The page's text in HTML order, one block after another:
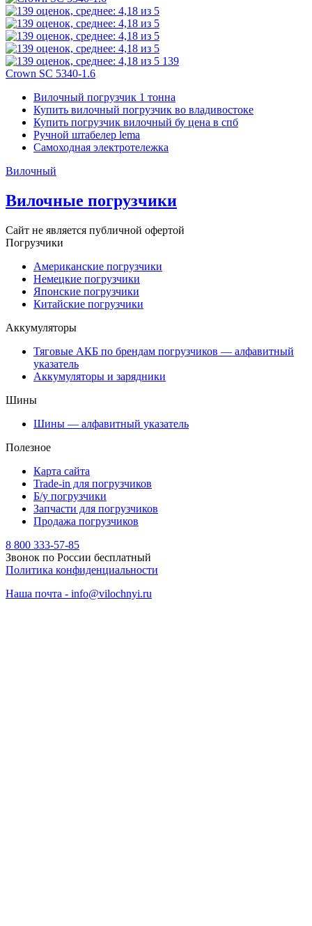
139
Crown SC 5340-1.6
Вилочный погрузчик 1 тонна
Купить вилочный погрузчик во владивостоке
Купить погрузчик вилочный бу цена в спб
Ручной штабелер lema
Самоходная электротележка
Вилочный
Вилочные погрузчики
Сайт не является публичной офертой
Погрузчики
Американские погрузчики
Немецкие погрузчики
Японские погрузчики
Китайские погрузчики
Аккумуляторы
Тяговые АКБ по брендам погрузчиков — алфавитный
указатель
Аккумуляторы и зарядники
Шины
Шины — алфавитный указатель
Полезное
Карта сайта
Trade-in для погрузчиков
Б/у погрузчики
Запчасти для погрузчиков
Продажа погрузчиков
8 800 333-57-85
Звонок по России бесплатный
Политика конфиденциальности
Наша почта - info@vilochnyi.ru